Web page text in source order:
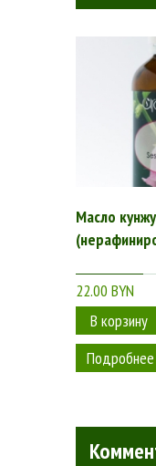
Масло
22.00 BYN
Подробнее